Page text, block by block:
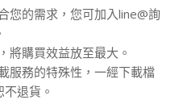
您的需求，您可加入line@詢
將購買效益放至最大。
服務的特殊性，一經下載檔
退貨。